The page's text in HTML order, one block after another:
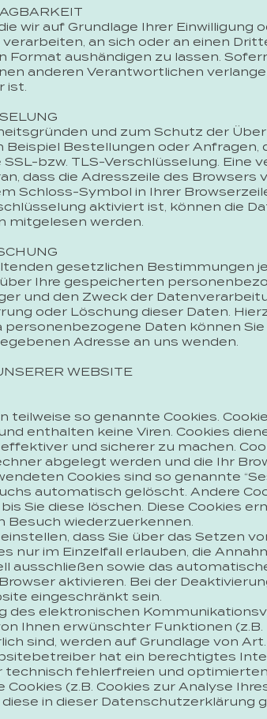
wir auf Grundlage Ihrer Einwilligung
an sich oder an einen
Format aushändigen zu lassen.
anderen Verantwortlichen
ist.
und zum Schutz der
Bestellungen oder Anfragen,
bzw. TLS-Verschlüsselung. Eine
dass die Adresszeile des Browsers
Schloss-Symbol in Ihrer
aktiviert ist, können die
mitgelesen werden.
gesetzlichen Bestimmungen
Ihre gespeicherten
und den Zweck der
oder Löschung dieser Daten.
Daten können Sie
Adresse an uns wenden.
WEBSITE
teilweise so genannte Cookies.
enthalten keine Viren. Cookies
und sicherer zu machen.
abgelegt werden und die Ihr
Cookies sind so genannte
automatisch gelöscht. Andere
Sie diese löschen. Diese Cookies
Besuch wiederzuerkennen.
dass Sie über das Setzen
nur im Einzelfall erlauben, die
ausschließen sowie das
aktivieren. Bei der
eingeschränkt sein.
des elektronischen
Ihnen erwünschter Funktionen (z.B.
sind, werden auf Grundlage von Art.
hat ein berechtigtes
technisch fehlerfreien und
Cookies (z.B. Cookies zur Analyse
in dieser Datenschutzerklärung